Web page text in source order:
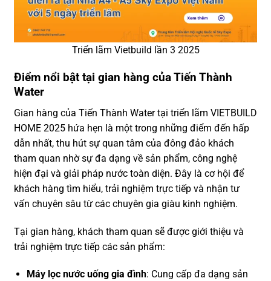
Triển lãm Vietbuild lần 3 2025
Điểm nổi bật tại gian hàng của Tiến Thành
Water
Gian hàng của Tiến Thành Water tại triển lãm VIETBUILD
HOME 2025 hứa hẹn là một trong những điểm đến hấp
dẫn nhất, thu hút sự quan tâm của đông đảo khách
tham quan nhờ sự đa dạng về sản phẩm, công nghệ
hiện đại và giải pháp nước toàn diện. Đây là cơ hội để
khách hàng tìm hiểu, trải nghiệm trực tiếp và nhận tư
vấn chuyên sâu từ các chuyên gia giàu kinh nghiệm.
Tại gian hàng, khách tham quan sẽ được giới thiệu và
trải nghiệm trực tiếp các sản phẩm:
Máy lọc nước uống gia đình: Cung cấp đa dạng sản